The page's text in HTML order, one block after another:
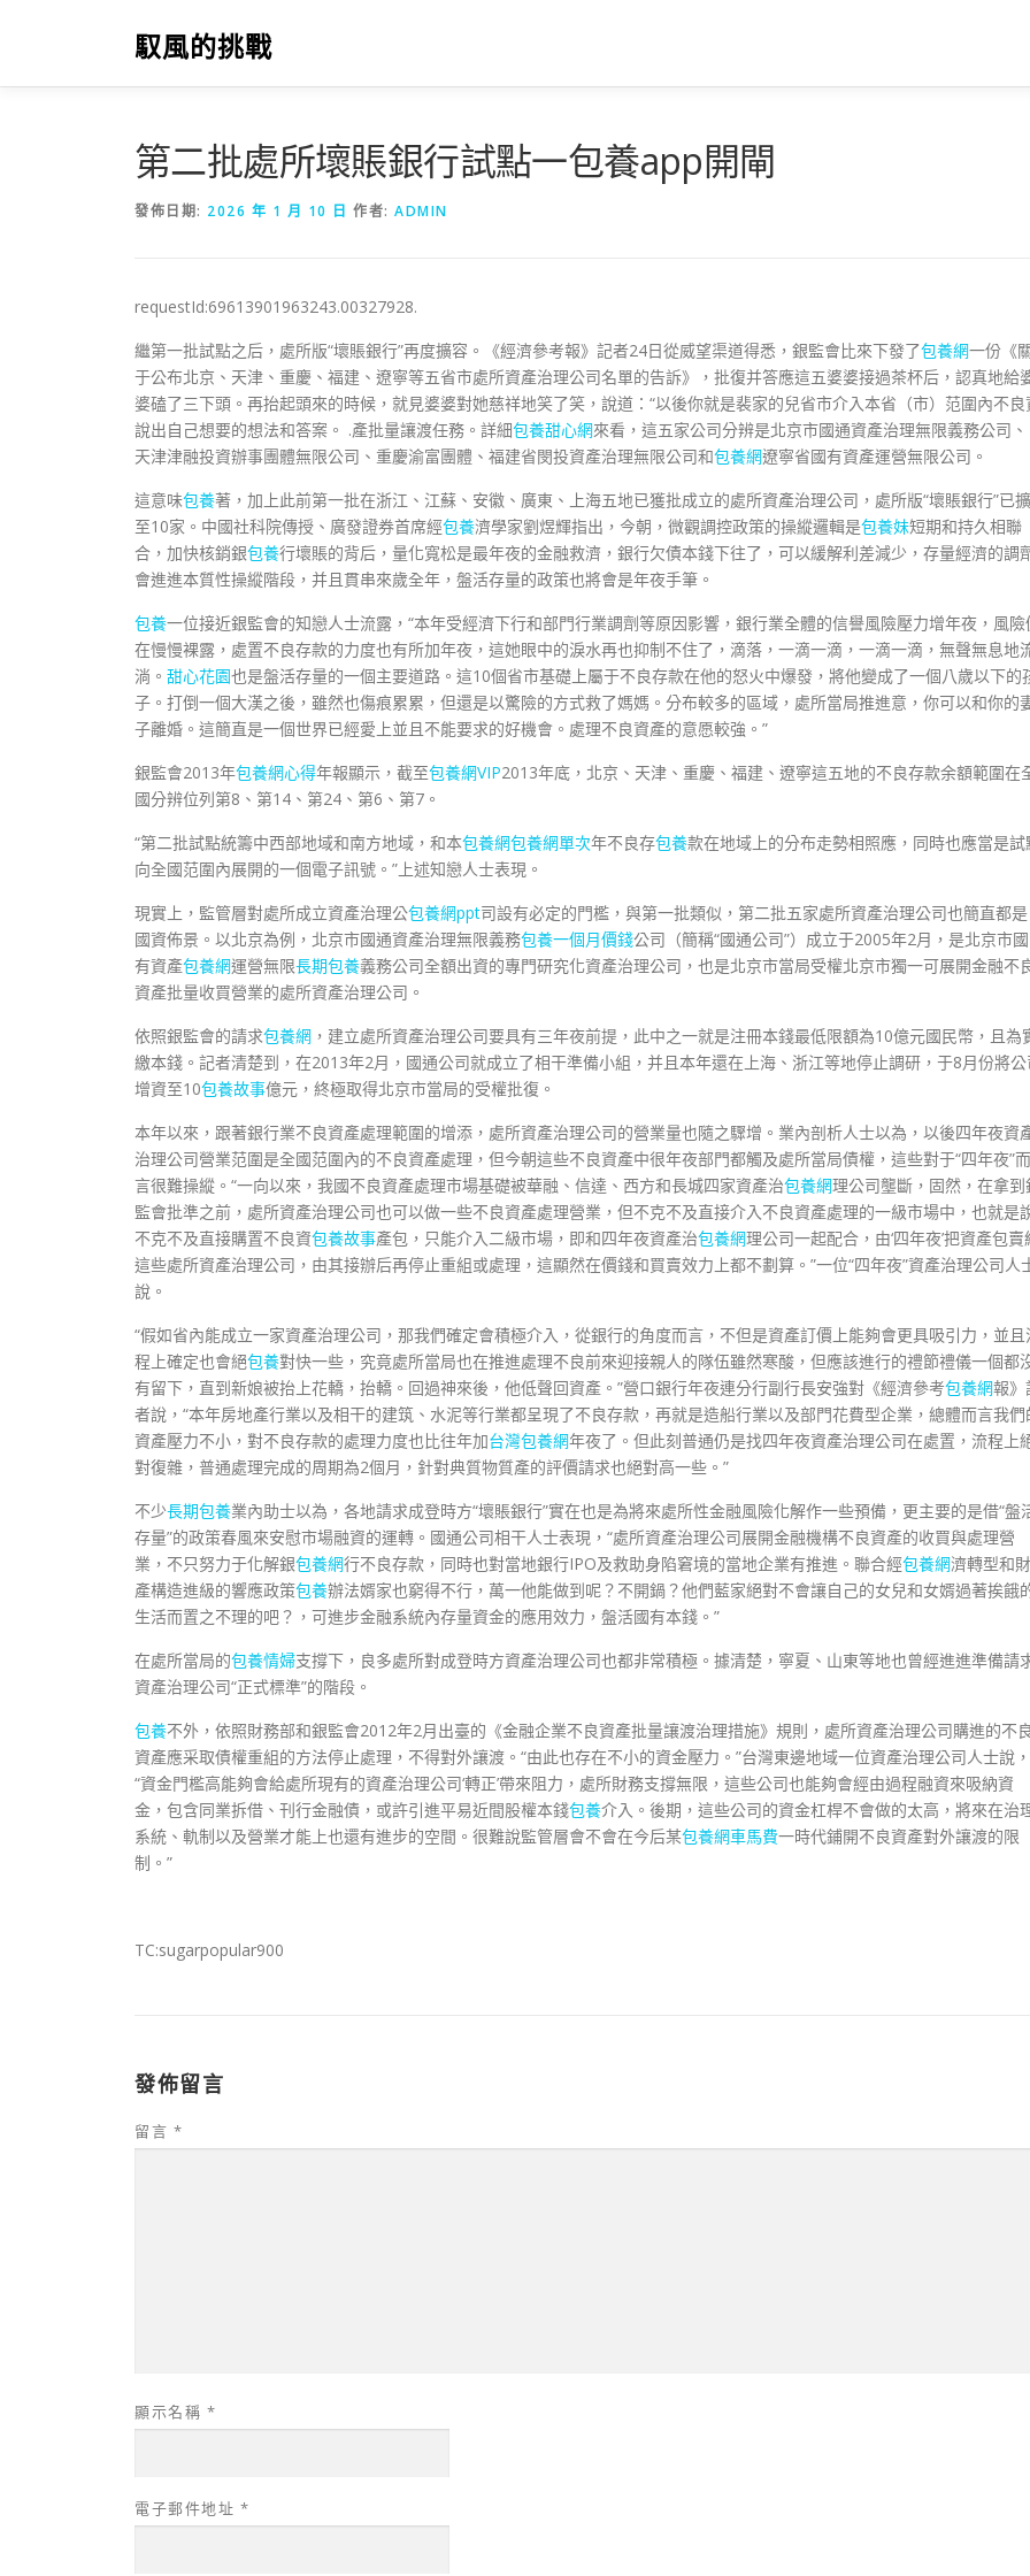
要
馭風的挑戰
第二批處所壞賬銀行試點一包養app開閘
發佈日期: 2026 年 1 月 10 日 作者: ADMIN
requestId:69613901963243.00327928.
繼第一批試點之后，處所版“壞賬銀行”再度擴容。《經濟參考報》記者24日從威望渠道得悉，銀監會比來下發了包養網一份《
于公布北京、天津、重慶、福建、遼寧等五省市處所資產治理公司名單的告訴》，批復并答應這五婆婆接過茶杯后，認真地給
婆磕了三下頭。再抬起頭來的時候，就見婆婆對她慈祥地笑了笑，說道：“以後你就是裴家的兒省市介入本省（市）范圍內不良
說出自己想要的想法和答案。 .產批量讓渡任務。詳細包養甜心網來看，這五家公司分辨是北京市國通資產治理無限義務公司、
天津津融投資辦事團體無限公司、重慶渝富團體、福建省閔投資產治理無限公司和包養網遼寧省國有資產運營無限公司。
這意味包養著，加上此前第一批在浙江、江蘇、安徽、廣東、上海五地已獲批成立的處所資產治理公司，處所版“壞賬銀行”已擴
至10家。中國社科院傳授、廣發證券首席經包養濟學家劉煜輝指出，今朝，微觀調控政策的操縱邏輯是包養妹短期和持久相聯
合，加快核銷銀包養行壞賬的背后，量化寬松是最年夜的金融救濟，銀行欠債本錢下往了，可以緩解利差減少，存量經濟的調
會進進本質性操縱階段，并且貫串來歲全年，盤活存量的政策也將會是年夜手筆。
包養一位接近銀監會的知戀人士流露，“本年受經濟下行和部門行業調劑等原因影響，銀行業全體的信譽風險壓力增年夜，風險
在慢慢裸露，處置不良存款的力度也有所加年夜，這她眼中的淚水再也抑制不住了，滴落，一滴一滴，一滴一滴，無聲無息地
淌。 甜心花園也是盤活存量的一個主要道路。這10個省市基礎上屬于不良存款在他的怒火中爆發，將他變成了一個八歲以下的
子。打倒一個大漢之後，雖然也傷痕累累，但還是以驚險的方式救了媽媽。分布較多的區域，處所當局推進意，你可以和你的
子離婚。這簡直是一個世界已經愛上並且不能要求的好機會。處理不良資產的意愿較強。”
銀監會2013年包養網心得年報顯示，截至包養網VIP2013年底，北京、天津、重慶、福建、遼寧這五地的不良存款余額範圍在
國分辨位列第8、第14、第24、第6、第7。
“第二批試點統籌中西部地域和南方地域，和本包養網包養網單次年不良存包養款在地域上的分布走勢相照應，同時也應當是試
向全國范圍內展開的一個電子訊號。”上述知戀人士表現。
現實上，監管層對處所成立資產治理公包養網ppt司設有必定的門檻，與第一批類似，第二批五家處所資產治理公司也簡直都是
國資佈景。以北京為例，北京市國通資產治理無限義務包養一個月價錢公司（簡稱“國通公司”）成立于2005年2月，是北京市國
有資產包養網運營無限長期包養義務公司全額出資的專門研究化資產治理公司，也是北京市當局受權北京市獨一可展開金融不
資產批量收買營業的處所資產治理公司。
依照銀監會的請求包養網 ，建立處所資產治理公司要具有三年夜前提，此中之一就是注冊本錢最低限額為10億元國民幣，且為
繳本錢。記者清楚到，在2013年2月，國通公司就成立了相干準備小組，并且本年還在上海、浙江等地停止調研，于8月份將公
增資至10包養故事億元，終極取得北京市當局的受權批復。
本年以來，跟著銀行業不良資產處理範圍的增添，處所資產治理公司的營業量也隨之驟增。業內剖析人士以為，以後四年夜資
治理公司營業范圍是全國范圍內的不良資產處理，但今朝這些不良資產中很年夜部門都觸及處所當局債權，這些對于“四年夜”而
言很難操縱。“一向以來，我國不良資產處理市場基礎被華融、信達、西方和長城四家資產治包養網理公司壟斷，固然，在拿到
監會批準之前，處所資產治理公司也可以做一些不良資產處理營業，但不克不及直接介入不良資產處理的一級市場中，也就是
不克不及直接購置不良資包養故事產包，只能介入二級市場，即和四年夜資產治包養網理公司一起配合，由‘四年夜’把資產包賣
這些處所資產治理公司，由其接辦后再停止重組或處理，這顯然在價錢和買賣效力上都不劃算。”一位“四年夜”資產治理公司人
說。
“假如省內能成立一家資產治理公司，那我們確定會積極介入，從銀行的角度而言，不但是資產訂價上能夠會更具吸引力，並且
程上確定也會絕包養對快一些，究竟處所當局也在推進處理不良前來迎接親人的隊伍雖然寒酸，但應該進行的禮節禮儀一個都
有留下，直到新娘被抬上花轎，抬轎。回過神來後，他低聲回資產。”營口銀行年夜連分行副行長安強對《經濟參考包養網報》
者說，“本年房地產行業以及相干的建筑、水泥等行業都呈現了不良存款，再就是造船行業以及部門花費型企業，總體而言我們
資產壓力不小，對不良存款的處理力度也比往年加台灣包養網年夜了。但此刻普通仍是找四年夜資產治理公司在處置，流程上
對復雜，普通處理完成的周期為2個月，針對典質物質產的評價請求也絕對高一些。”
不少長期包養業內助士以為，各地請求成登時方“壞賬銀行”實在也是為將來處所性金融風險化解作一些預備，更主要的是借“盤
存量”的政策春風來安慰市場融資的運轉。國通公司相干人士表現，“處所資產治理公司展開金融機構不良資產的收買與處理營
業，不只努力于化解銀包養網行不良存款，同時也對當地銀行IPO及救助身陷窘境的當地企業有推進。聯合經包養網濟轉型和財
產構造進級的響應政策包養辦法婿家也窮得不行，萬一他能做到呢？不開鍋？他們藍家絕對不會讓自己的女兒和女婿過著挨餓
生活而置之不理的吧？，可進步金融系統內存量資金的應用效力，盤活國有本錢。”
在處所當局的包養情婦支撐下，良多處所對成登時方資產治理公司也都非常積極。據清楚，寧夏、山東等地也曾經進進準備請
資產治理公司“正式標準”的階段。
包養不外，依照財務部和銀監會2012年2月出臺的《金融企業不良資產批量讓渡治理措施》規則，處所資產治理公司購進的不
資產應采取債權重組的方法停止處理，不得對外讓渡。“由此也存在不小的資金壓力。”台灣東邊地域一位資產治理公司人士說，
“資金門檻高能夠會給處所現有的資產治理公司‘轉正’帶來阻力，處所財務支撐無限，這些公司也能夠會經由過程融資來吸納資
金，包含同業拆借、刊行金融債，或許引進平易近間股權本錢包養介入。後期，這些公司的資金杠桿不會做的太高，將來在治
系統、軌制以及營業才能上也還有進步的空間。很難說監管層會不會在今后某包養網車馬費一時代鋪開不良資產對外讓渡的限
制。”
TC:sugarpopular900
發佈留言
留言 *
顯示名稱 *
電子郵件地址 *